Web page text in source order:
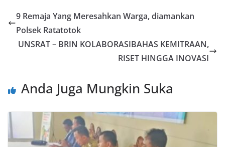
o
k
er dI A
p er
l
9 Remaja Yang Meresahkan Warga, diamankan
Polsek Ratatotok
UNSRAT – BRIN KOLABORASIBAHAS KEMITRAAN,
RISET HINGGA INOVASI
Anda Juga Mungkin Suka